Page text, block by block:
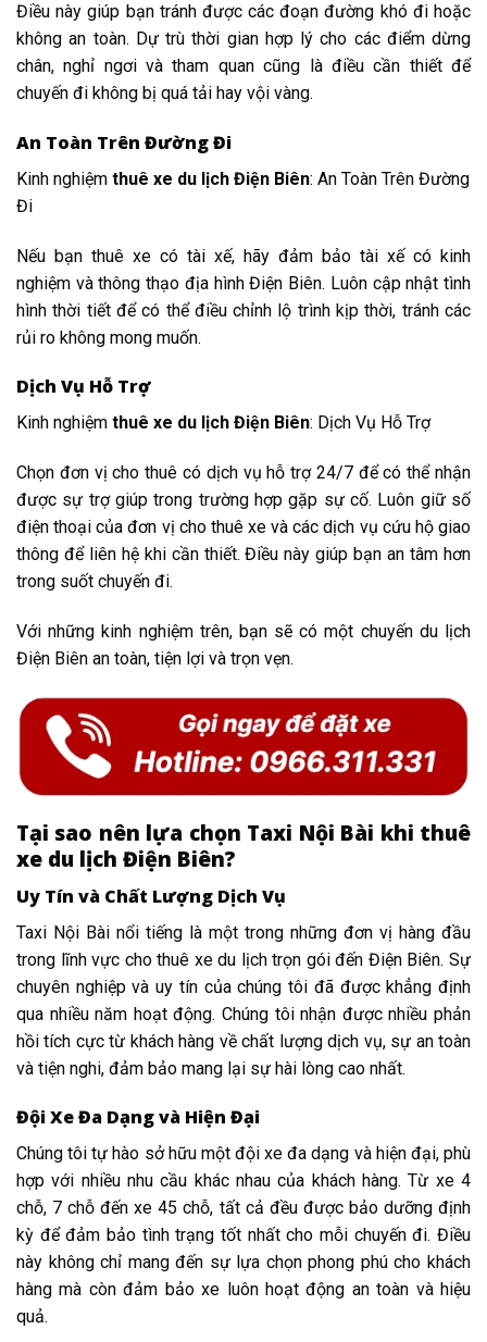
Điều này giúp bạn tránh được các đoạn đường khó đi hoặc
không an toàn. Dự trù thời gian hợp lý cho các điểm dừng
chân, nghỉ ngơi và tham quan cũng là điều cần thiết để
chuyến đi không bị quá tải hay vội vàng.
An Toàn Trên Đường Đi
Kinh nghiệm thuê xe du lịch Điện Biên: An Toàn Trên Đường
Đi
Nếu bạn thuê xe có tài xế, hãy đảm bảo tài xế có kinh
nghiệm và thông thạo địa hình Điện Biên. Luôn cập nhật tình
hình thời tiết để có thể điều chỉnh lộ trình kịp thời, tránh các
rủi ro không mong muốn.
Dịch Vụ Hỗ Trợ
Kinh nghiệm thuê xe du lịch Điện Biên: Dịch Vụ Hỗ Trợ
Chọn đơn vị cho thuê có dịch vụ hỗ trợ 24/7 để có thể nhận
được sự trợ giúp trong trường hợp gặp sự cố. Luôn giữ số
điện thoại của đơn vị cho thuê xe và các dịch vụ cứu hộ giao
thông để liên hệ khi cần thiết. Điều này giúp bạn an tâm hơn
trong suốt chuyến đi.
Với những kinh nghiệm trên, bạn sẽ có một chuyến du lịch
Điện Biên an toàn, tiện lợi và trọn vẹn.
Tại sao nên lựa chọn Taxi Nội Bài khi thuê
xe du lịch Điện Biên?
Uy Tín và Chất Lượng Dịch Vụ
Taxi Nội Bài nổi tiếng là một trong những đơn vị hàng đầu
trong lĩnh vực cho thuê xe du lịch trọn gói đến Điện Biên. Sự
chuyên nghiệp và uy tín của chúng tôi đã được khẳng định
qua nhiều năm hoạt động. Chúng tôi nhận được nhiều phản
hồi tích cực từ khách hàng về chất lượng dịch vụ, sự an toàn
và tiện nghi, đảm bảo mang lại sự hài lòng cao nhất.
Đội Xe Đa Dạng và Hiện Đại
Chúng tôi tự hào sở hữu một đội xe đa dạng và hiện đại, phù
hợp với nhiều nhu cầu khác nhau của khách hàng. Từ xe 4
chỗ, 7 chỗ đến xe 45 chỗ, tất cả đều được bảo dưỡng định
kỳ để đảm bảo tình trạng tốt nhất cho mỗi chuyến đi. Điều
này không chỉ mang đến sự lựa chọn phong phú cho khách
hàng mà còn đảm bảo xe luôn hoạt động an toàn và hiệu
quả.